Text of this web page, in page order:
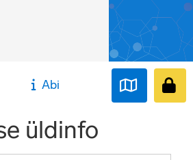
Abi
üldinfo